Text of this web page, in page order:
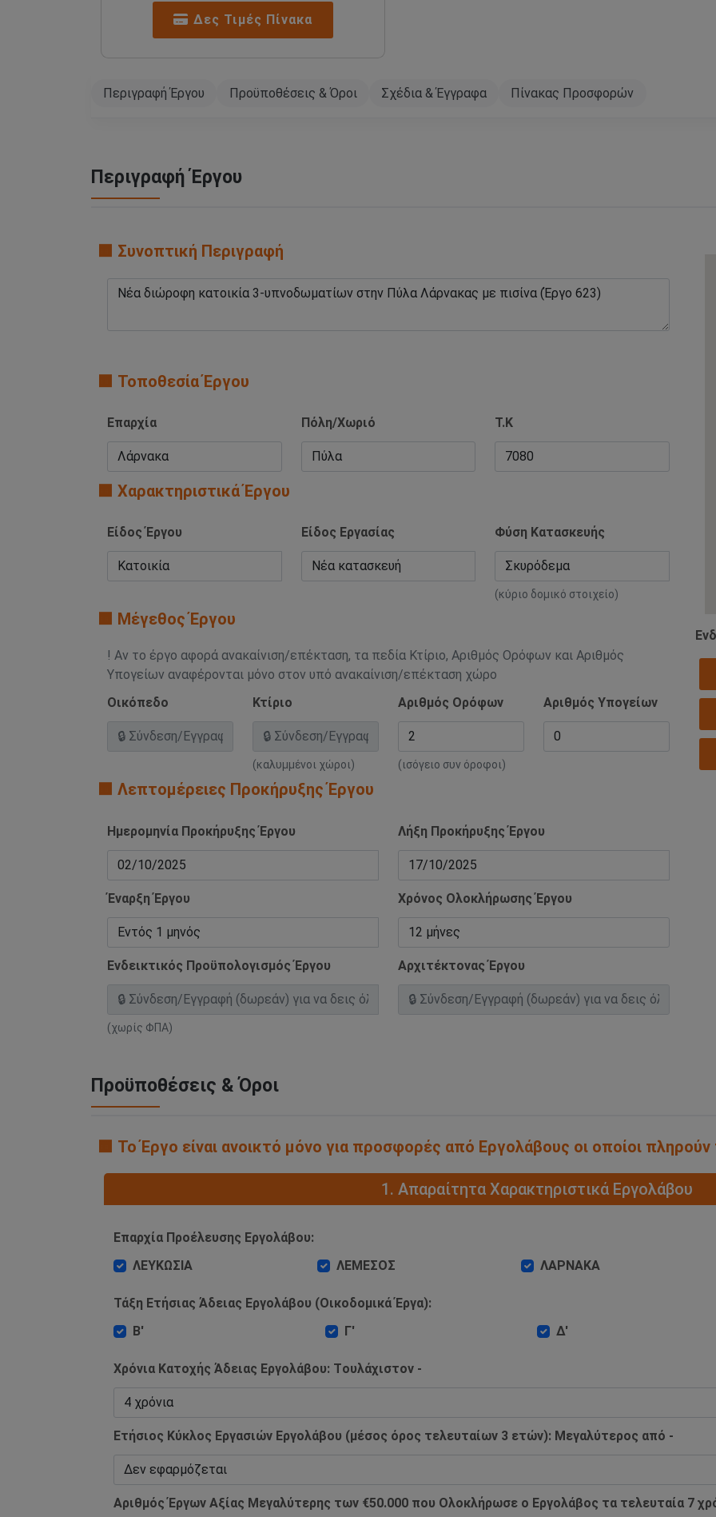
Δες Τιμές Πίνακα
Περιγραφή Έργου Προϋποθέσεις & Όροι Σχέδια & Έγγραφα Πίνακας Προσφορών
Περιγραφή Έργου
🟧 Συνοπτική Περιγραφή
🟧 Τοποθεσία Έργου
Επαρχία Πόλη/Χωριό Τ.Κ
🟧 Χαρακτηριστικά Έργου
Είδος Έργου Είδος Εργασίας Φύση Κατασκευής
(κύριο δομικό στοιχείο)
🟧 Μέγεθος Έργου
! Αν το έργο αφορά ανακαίνιση/επέκταση, τα πεδία Κτίριο, Αριθμός Ορόφων και Αριθμός
Υπογείων αναφέρονται μόνο στον υπό ανακαίνιση/επέκταση χώρο
Οικόπεδο
Κτίριο
(καλυμμένοι χώροι)
Αριθμός Ορόφων
(ισόγειο συν όροφοι)
Αριθμός Υπογείων
🟧 Λεπτομέρειες Προκήρυξης Έργου
Ημερομηνία Προκήρυξης Έργου Λήξη Προκήρυξης Έργου
Έναρξη Έργου Χρόνος Ολοκλήρωσης Έργου
Ενδεικτικός Προϋπολογισμός Έργου
(χωρίς ΦΠΑ)
Αρχιτέκτονας Έργου
Προϋποθέσεις & Όροι
🟧 Το Έργο είναι ανοικτό μόνο για προσφορές από Εργολάβους οι οποίοι
1. Απαραίτητα Χαρακτηριστικά Εργολάβου
Επαρχία Προέλευσης Εργολάβου:
ΛΕΥΚΩΣΙΑ
ΛΕΜΕΣΟΣ ΛΑΡΝΑΚΑ
Τάξη Ετήσιας Άδειας Εργολάβου (Οικοδομικά Έργα):
Β'
Γ' Δ'
Χρόνια Κατοχής Άδειας Εργολάβου: Tουλάχιστον -
Ετήσιος Κύκλος Εργασιών Εργολάβου (μέσος όρος τελευταίων 3 ετών): Mεγαλύτερος από -
Αριθμός Έργων Αξίας Μεγαλύτερης των €50.000 που Ολοκλήρωσε ο Εργολάβος τα τελευταία 7